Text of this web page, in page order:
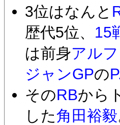
3位はなんと
歴代5位、 15
は前身アル
ジャンGPの
そのRBから
した角田裕毅